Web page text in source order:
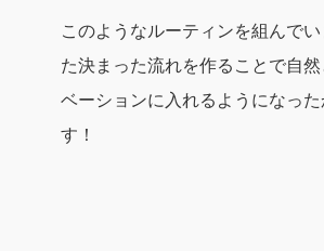
このようなルーティンを組んで
た決まった流れを作ることで自
ベーションに入れるようになっ
す！